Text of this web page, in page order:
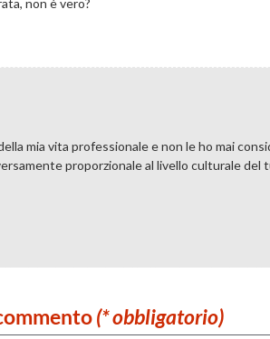
non è vero?
mia vita professionale e non le ho mai
proporzionale al livello culturale
(* obbligatorio)